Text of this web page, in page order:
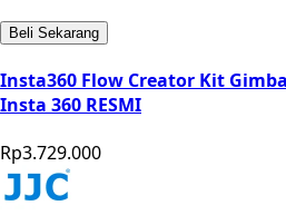
Beli Sekarang
Insta360 Flow Creator Kit
Insta 360 RESMI
Rp3.729.000